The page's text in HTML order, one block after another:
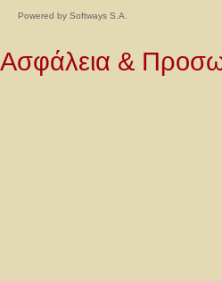
Powered by Softways S.A.
Ασφάλεια &